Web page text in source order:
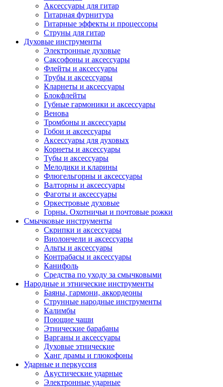
Аксессуары для гитар
Гитарная фурнитура
Гитарные эффекты и процессоры
Струны для гитар
Духовые инструменты
Электронные духовые
Саксофоны и аксессуары
Флейты и аксессуары
Трубы и аксессуары
Кларнеты и аксессуары
Блокфлейты
Губные гармоники и аксессуары
Венова
Тромбоны и аксессуары
Гобои и аксессуары
Аксессуары для духовых
Корнеты и аксессуары
Тубы и аксессуары
Мелодики и кларины
Флюгельгорны и аксессуары
Валторны и аксессуары
Фаготы и аксессуары
Оркестровые духовые
Горны. Охотничьи и почтовые рожки
Смычковые инструменты
Скрипки и аксессуары
Виолончели и аксессуары
Альты и аксессуары
Контрабасы и аксессуары
Канифоль
Средства по уходу за смычковыми
Народные и этнические инструменты
Баяны, гармони, аккордеоны
Струнные народные инструменты
Калимбы
Поющие чаши
Этнические барабаны
Варганы и аксессуары
Духовые этнические
Ханг драмы и глюкофоны
Ударные и перкуссия
Акустические ударные
Электронные ударные